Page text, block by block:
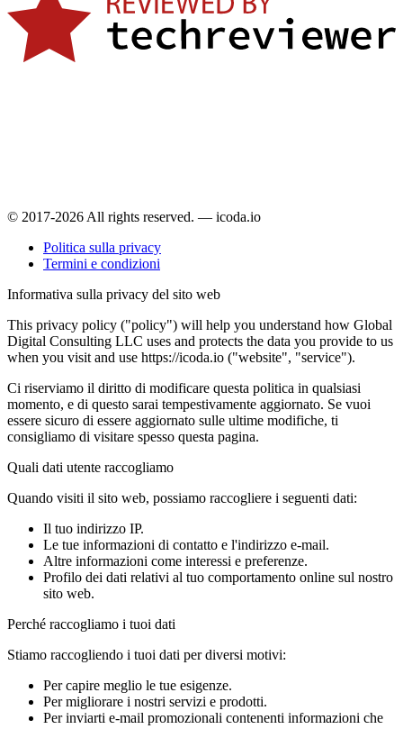
© 2017-2026 All rights reserved. — icoda.io
Politica sulla privacy
Termini e condizioni
Informativa sulla privacy del sito web
This privacy policy ("policy") will help you understand how Global
Digital Consulting LLC uses and protects the data you provide to us
when you visit and use https://icoda.io ("website", "service").
Ci riserviamo il diritto di modificare questa politica in qualsiasi
momento, e di questo sarai tempestivamente aggiornato. Se vuoi
essere sicuro di essere aggiornato sulle ultime modifiche, ti
consigliamo di visitare spesso questa pagina.
Quali dati utente raccogliamo
Quando visiti il sito web, possiamo raccogliere i seguenti dati:
Il tuo indirizzo IP.
Le tue informazioni di contatto e l'indirizzo e-mail.
Altre informazioni come interessi e preferenze.
Profilo dei dati relativi al tuo comportamento online sul nostro
sito web.
Perché raccogliamo i tuoi dati
Stiamo raccogliendo i tuoi dati per diversi motivi:
Per capire meglio le tue esigenze.
Per migliorare i nostri servizi e prodotti.
Per inviarti e-mail promozionali contenenti informazioni che